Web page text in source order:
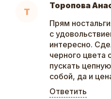
Т
Торопова
Прям
с
интересно.
черного цвета
пускать
собой, да и
Ответить